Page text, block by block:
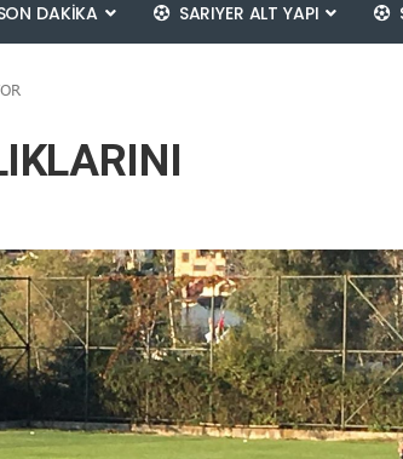
DAKİKA SARIYER ALT YAPI